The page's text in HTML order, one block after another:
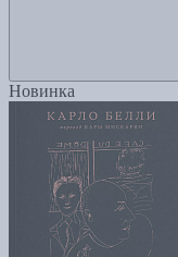
Новинка